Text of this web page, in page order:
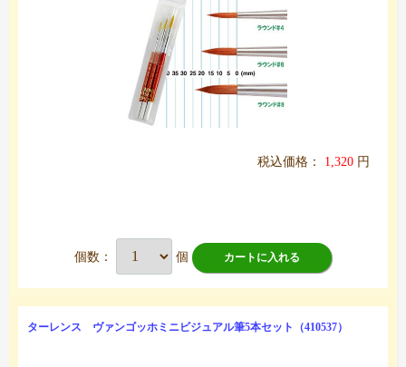
税込価格： 1,320 円
個数： 個 カートに入れる
ターレンス ヴァンゴッホミニビジュアル筆5本セット（410537）